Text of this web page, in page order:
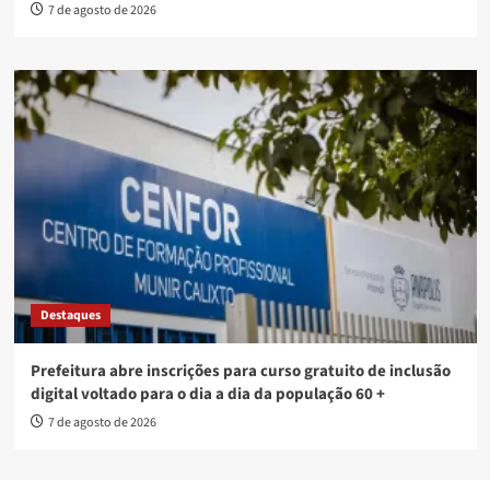
7 de agosto de 2026
Destaques
Prefeitura abre inscrições para curso gratuito de inclusão
digital voltado para o dia a dia da população 60 +
7 de agosto de 2026